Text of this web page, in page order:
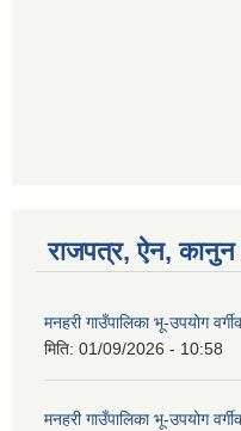
राजपत्र, ऐन, कानुन
मनहरी गाउँपालिका भू-उपयोग
मिति: 01/09/2026 - 10:58
मनहरी गाउँपालिका भू-उपयोग